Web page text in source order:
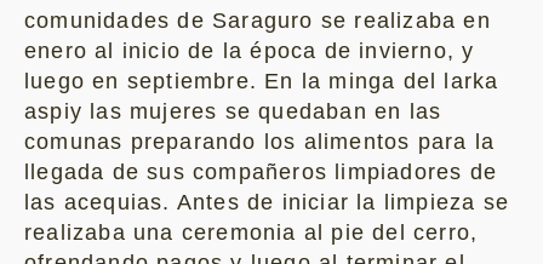
comunidades de Saraguro se realizaba en
enero al inicio de la época de invierno, y
luego en septiembre. En la minga del larka
aspiy las mujeres se quedaban en las
comunas preparando los alimentos para la
llegada de sus compañeros limpiadores de
las acequias. Antes de iniciar la limpieza se
realizaba una ceremonia al pie del cerro,